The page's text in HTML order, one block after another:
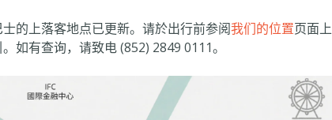
96%
的上落客地点已更新。请於出行前参阅我们的位置页面
如有查询，请致电 (852) 2849 0111。